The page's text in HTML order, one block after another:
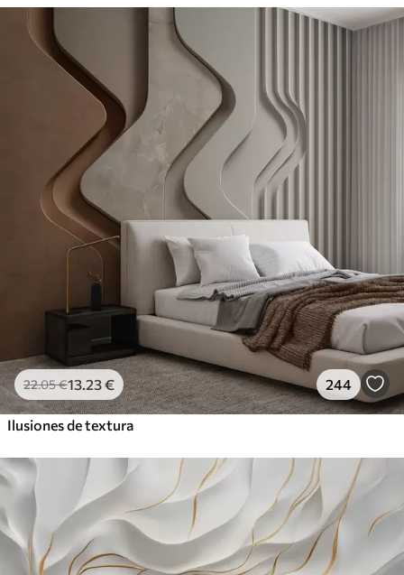
22.05€13 .23€ 244
Ilusiones de textura